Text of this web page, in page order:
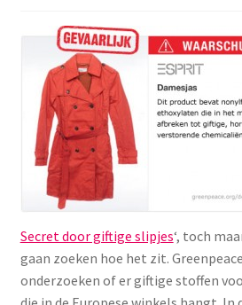
Menstruatieondergoed
Menstruatiepijn
Menstruatiesponsjes
Seksualiteit
Tampons
Stimulatie, vibrators
Secret door giftige slipjes‘, toch
gaan zoeken hoe het zit.
onderzoeken of er giftige stoffen